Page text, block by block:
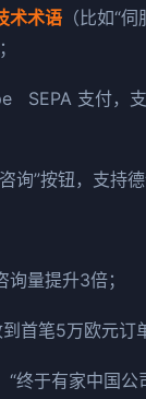
术术语 （比如“
SEPA 支付，
询”按钮，支持德
询量提升3倍；
首笔5万欧元订
“终于有家中国公